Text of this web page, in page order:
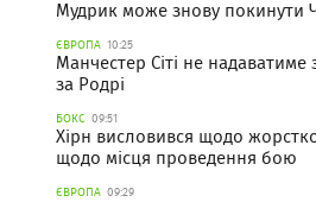
Мудрик може знову покинути
ЄВРОПА 10:25
Манчестер Сіті не
за Родрі
БОКС 09:51
Хірн висловився щодо
щодо місця проведення бою
ЄВРОПА 09:29